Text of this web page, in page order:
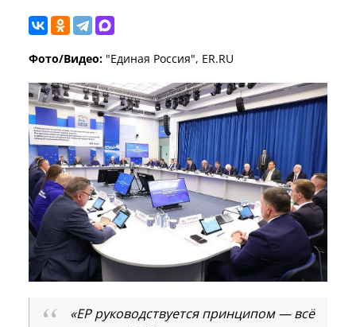
Фото/Видео: "Единая Россия", ER.RU
«ЕР руководствуется принципом — всё